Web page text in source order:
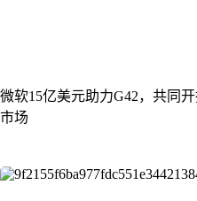
微软15亿美元助力G42，共同
市场